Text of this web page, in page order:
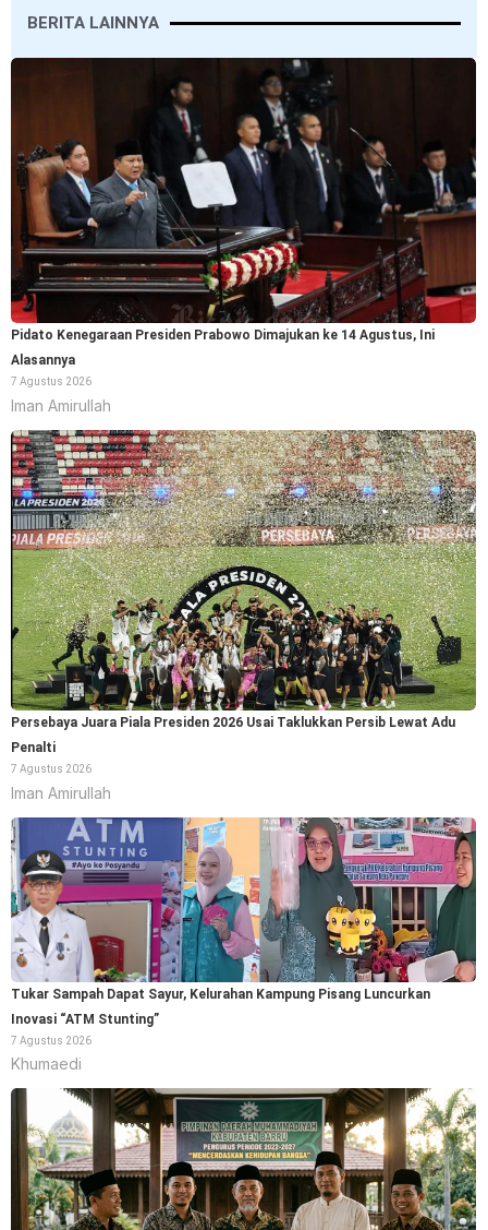
BERITA LAINNYA
Pidato Kenegaraan Presiden Prabowo Dimajukan ke 14 Agustus, Ini
Alasannya
7 Agustus 2026
Iman Amirullah
Persebaya Juara Piala Presiden 2026 Usai Taklukkan Persib Lewat Adu
Penalti
7 Agustus 2026
Iman Amirullah
Tukar Sampah Dapat Sayur, Kelurahan Kampung Pisang Luncurkan
Inovasi “ATM Stunting”
7 Agustus 2026
Khumaedi